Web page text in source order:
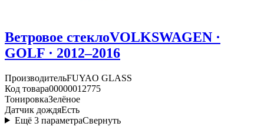
Ветровое стеклоVOLKSWAGEN ·
GOLF · 2012–2016
ПроизводительFUYAO GLASS
Код товара00000012775
ТонировкаЗелёное
Датчик дождяЕсть
Ещё 3 параметраСвернуть